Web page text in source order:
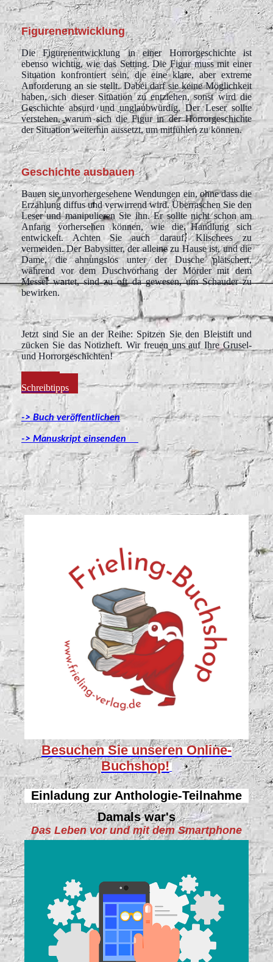
Figurenentwicklung
Die Figurenentwicklung in einer Horrorgeschichte ist
ebenso wichtig, wie das Setting. Die Figur muss mit einer
Situation konfrontiert sein, die eine klare, aber extreme
Anforderung an sie stellt. Dabei darf sie keine Möglichkeit
haben, sich dieser Situation zu entziehen, sonst wird die
Geschichte absurd und unglaubwürdig. Der Leser sollte
verstehen, warum sich die Figur in der Horrorgeschichte
der Situation weiterhin aussetzt, um mitfühlen zu können.
Geschichte ausbauen
Bauen sie unvorhergesehene Wendungen ein, ohne dass die
Erzählung diffus und verwirrend wird. Überraschen Sie den
Leser und manipulieren Sie ihn. Er sollte nicht schon am
Anfang vorhersehen können, wie die Handlung sich
entwickelt. Achten Sie auch darauf, Klischees zu
vermeiden. Der Babysitter, der alleine zu Hause ist, und die
Dame, die ahnungslos unter der Dusche plätschert,
während vor dem Duschvorhang der Mörder mit dem
Messer wartet, sind zu oft da gewesen, um Schauder zu
bewirken.
Jetzt sind Sie an der Reihe: Spitzen Sie den Bleistift und
zücken Sie das Notizheft. Wir freuen uns auf Ihre Grusel-
und Horrorgeschichten!
Schreibtipps
-> Buch veröffentlichen
-> Manuskript einsenden
Besuchen Sie unserenOnline-
Buchshop!
Einladung zur Anthologie-Teilnahme
Damals war's
Das Leben vor und mit dem Smartphone